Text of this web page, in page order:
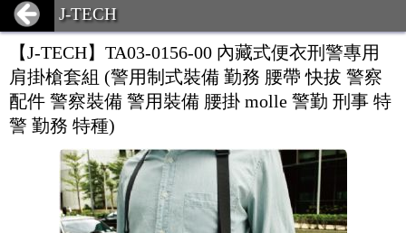
J-TECH
【J-TECH】TA03-0156-00 內藏式便衣刑警專用
肩掛槍套組 (警用制式裝備 勤務 腰帶 快拔 警察
配件 警察裝備 警用裝備 腰掛 molle 警勤 刑事 特
警 勤務 特種)